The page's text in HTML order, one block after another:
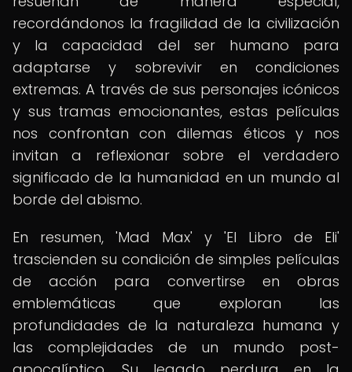
recordándonos la fragilidad de la civilización
y la capacidad del ser humano para
adaptarse y sobrevivir en condiciones
extremas. A través de sus personajes icónicos
y sus tramas emocionantes, estas películas
nos confrontan con dilemas éticos y nos
invitan a reflexionar sobre el verdadero
significado de la humanidad en un mundo al
borde del abismo.
En resumen, 'Mad Max' y 'El Libro de Eli'
trascienden su condición de simples películas
de acción para convertirse en obras
emblemáticas que exploran las
profundidades de la naturaleza humana y
las complejidades de un mundo post-